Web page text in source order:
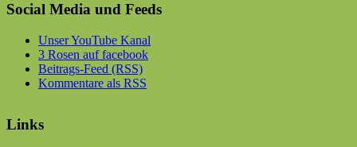
Social Media und Feeds
Unser YouTube Kanal
3 Rosen auf facebook
Beitrags-Feed (RSS)
Kommentare als RSS
Links